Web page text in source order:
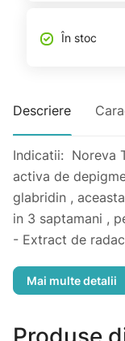
În stoc
Descriere
Indicatii: Noreva
activa de
glabridin ,
in 3 saptamani ,
- Extract de
enzima
glabridinei și